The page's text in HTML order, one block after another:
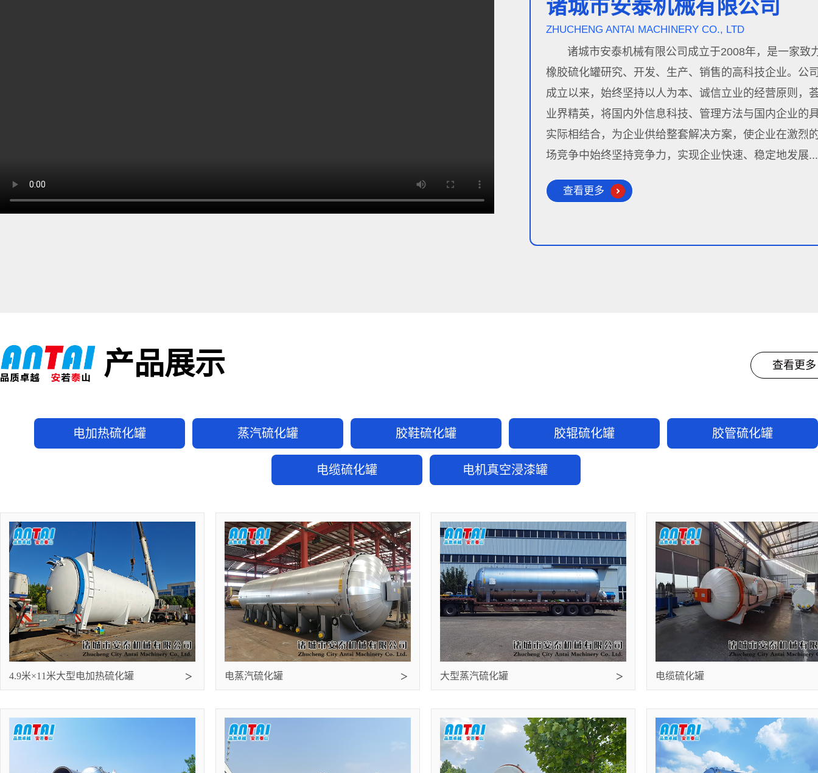
诸城市安泰机械有限公司
ZHUCHENG ANTAI MACHINERY CO., LTD
诸城市安泰机械有限公司成立于2008年，是一家致
橡胶硫化罐研究、开发、生产、销售的高科技企业。公
成立以来，始终坚持以人为本、诚信立业的经营原则，
业界精英，将国内外信息科技、管理方法与国内企业的
实际相结合，为企业供给整套解决方案，使企业在激烈
场竞争中始终坚持竞争力，实现企业快速、稳定地发展
查看更多
产品展示 查看更多
电加热硫化罐 蒸汽硫化罐 胶鞋硫化罐 胶辊硫化罐 胶管硫化罐
电缆硫化罐 电机真空浸漆罐
4.9米×11米大型电加热硫化罐 电蒸汽硫化罐 大型蒸汽硫化罐 电缆硫化罐